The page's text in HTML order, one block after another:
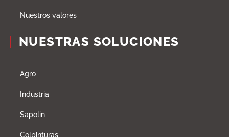
Nuestros valores
NUESTRAS SOLUCIONES
Agro
Industria
Sapolin
Colpinturas